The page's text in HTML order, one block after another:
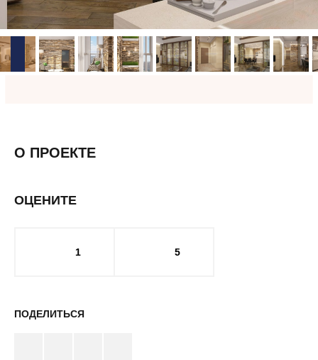
О ПРОЕКТЕ
ОЦЕНИТЕ
1 5
ПОДЕЛИТЬСЯ